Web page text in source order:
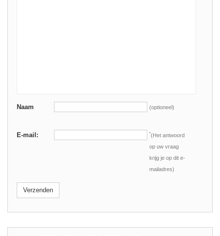
Naam (optioneel)
E-mail: *(Het antwoord
op uw vraag
krijg je op dit e-
mailadres)
Verzenden